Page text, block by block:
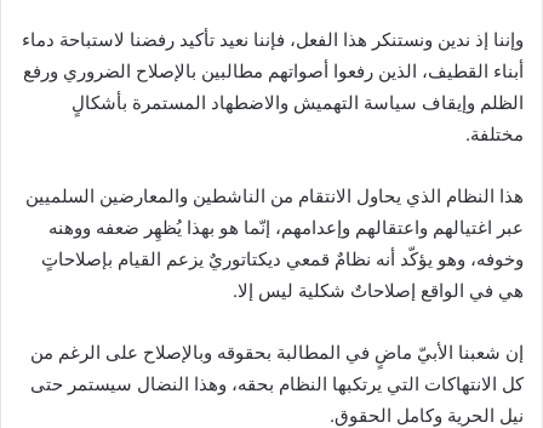
وإننا إذ ندين ونستنكر هذا الفعل، فإننا نعيد تأكيد رفضنا لاستباحة دماء
أبناء القطيف، الذين رفعوا أصواتهم مطالبين بالإصلاح الضروري ورفع
الظلم وإيقاف سياسة التهميش والاضطهاد المستمرة بأشكالٍ
مختلفة.
هذا النظام الذي يحاول الانتقام من الناشطين والمعارضين السلميين
عبر اغتيالهم واعتقالهم وإعدامهم، إنّما هو بهذا يُظهِر ضعفه ووهنه
وخوفه، وهو يؤكّد أنه نظامٌ قمعي ديكتاتوريٌ يزعم القيام بإصلاحاتٍ
هي في الواقع إصلاحاتٌ شكلية ليس إلا.
إن شعبنا الأبيّ ماضٍ في المطالبة بحقوقه وبالإصلاح على الرغم من
كل الانتهاكات التي يرتكبها النظام بحقه، وهذا النضال سيستمر حتى
نيل الحرية وكامل الحقوق.